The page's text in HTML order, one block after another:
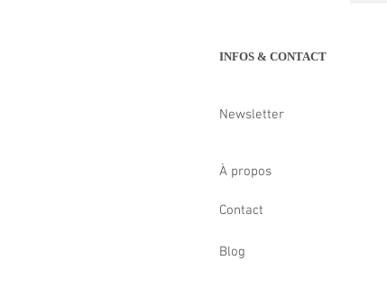
INFOS & CONTACT
Newsletter
À propos
Contact
Blog